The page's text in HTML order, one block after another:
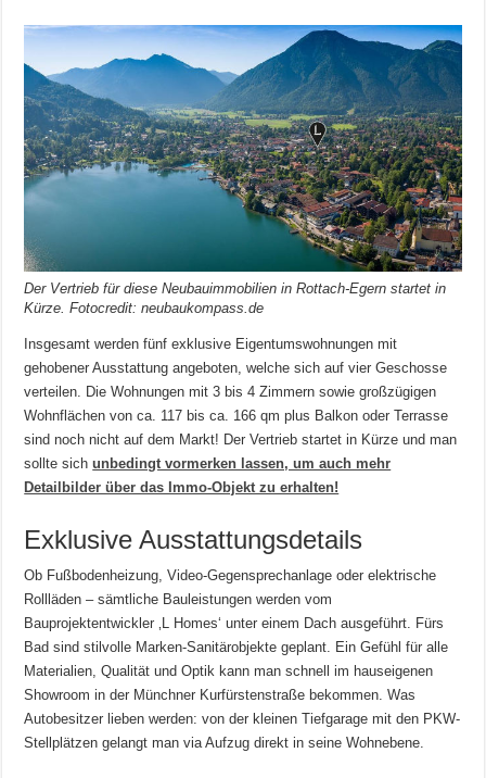
Der Vertrieb für diese Neubauimmobilien in Rottach-Egern startet in
Kürze. Fotocredit: neubaukompass.de
Insgesamt werden fünf exklusive Eigentumswohnungen mit
gehobener Ausstattung angeboten, welche sich auf vier Geschosse
verteilen. Die Wohnungen mit 3 bis 4 Zimmern sowie großzügigen
Wohnflächen von ca. 117 bis ca. 166 qm plus Balkon oder Terrasse
sind noch nicht auf dem Markt! Der Vertrieb startet in Kürze und man
sollte sichunbedingt vormerken lassen, um auch mehr
Detailbilder über das Immo-Objekt zu erhalten!
Exklusive Ausstattungsdetails
Ob Fußbodenheizung, Video-Gegensprechanlage oder elektrische
Rollläden – sämtliche Bauleistungen werden vom
Bauprojektentwickler ‚L Homes‘ unter einem Dach ausgeführt. Fürs
Bad sind stilvolle Marken-Sanitärobjekte geplant. Ein Gefühl für alle
Materialien, Qualität und Optik kann man schnell im hauseigenen
Showroom in der Münchner Kurfürstenstraße bekommen. Was
Autobesitzer lieben werden: von der kleinen Tiefgarage mit den PKW-
Stellplätzen gelangt man via Aufzug direkt in seine Wohnebene.